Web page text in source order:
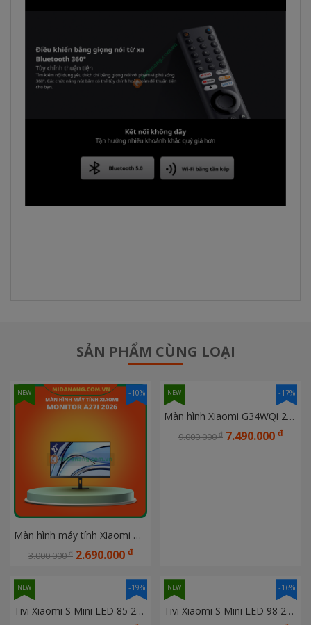
SẢN PHẨM CÙNG LOẠI
Màn hình máy tính Xiaomi Monitor A27i 2026 (ELA6410EU)
3.000.000đ 2.690.000 đ
-10%
NEW
Màn hình Xiaomi G34WQi 2026 ELA6562EU 34 inch (UWQHD/ VA/ 180Hz/ 1 ms)
9.000.000đ 7.490.000 đ
-17%
NEW
Tivi Xiaomi S Mini LED 85 2026 Ram 3GB, Rom 32GB, 144Hz
-19%
NEW
Tivi Xiaomi S Mini LED 98 2026 Ram 3GB, Rom 32GB, 144Hz
-16%
NEW